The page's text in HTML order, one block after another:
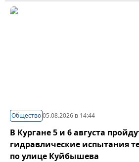
Общество05.08.2026 в 14:44
В Кургане 5 и 6 августа
гидравлические испытания
по улице Куйбышева